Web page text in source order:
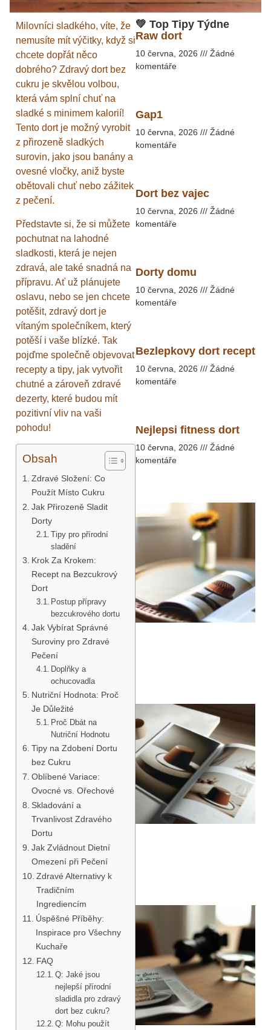
Milovníci sladkého, víte, že
nemusíte mít výčitky, když si
chcete dopřát něco
dobrého? Zdravý dort bez
cukru je skvělou volbou,
která vám splní chuť na
sladké s minimem kalorií!
Tento dort je možný vyrobit
z přirozeně sladkých
surovin, jako jsou banány a
ovesné vločky, aniž byste
obětovali chuť nebo zážitek
z pečení.
Představte si, že si můžete
pochutnat na lahodné
sladkosti, která je nejen
zdravá, ale také snadná na
přípravu. Ať už plánujete
oslavu, nebo se jen chcete
potěšit, zdravý dort je
vítaným společníkem, který
potěší i vaše blízké. Tak
pojďme společně objevovat
recepty a tipy, jak vytvořit
chutné a zároveň zdravé
dezerty, které budou mít
pozitivní vliv na vaši
pohodu!
Obsah
Zdravé Složení: Co
Použít Místo Cukru
Jak Přirozeně Sladit
Dorty
Tipy pro přírodní
sladění
Krok Za Krokem:
Recept na Bezcukrový
Dort
Postup přípravy
bezcukrového dortu
Jak Vybírat Správné
Suroviny pro Zdravé
Pečení
Doplňky a
ochucovadla
Nutriční Hodnota: Proč
Je Důležité
Proč Dbát na
Nutriční Hodnotu
Tipy na Zdobení Dortu
bez Cukru
Oblíbené Variace:
Ovocné vs. Ořechové
Skladování a
Trvanlivost Zdravého
Dortu
Jak Zvládnout Dietní
Omezení při Pečení
Zdravé Alternativy k
Tradičním
Ingrediencím
Úspěšné Příběhy:
Inspirace pro Všechny
Kuchaře
FAQ
Q: Jaké jsou
nejlepší přírodní
sladidla pro zdravý
dort bez cukru?
Q: Mohu použít
💚 Top Tipy Týdne
Raw dort
10 června, 2026
Žádné
komentáře
Gap1
10 června, 2026
Žádné
komentáře
Dort bez vajec
10 června, 2026
Žádné
komentáře
Dorty domu
10 června, 2026
Žádné
komentáře
Bezlepkovy dort recept
10 června, 2026
Žádné
komentáře
Nejlepsi fitness dort
10 června, 2026
Žádné
komentáře